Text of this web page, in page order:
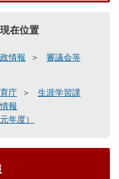
在位置
情報
審議会等
庁
生涯学習課
報
年度）